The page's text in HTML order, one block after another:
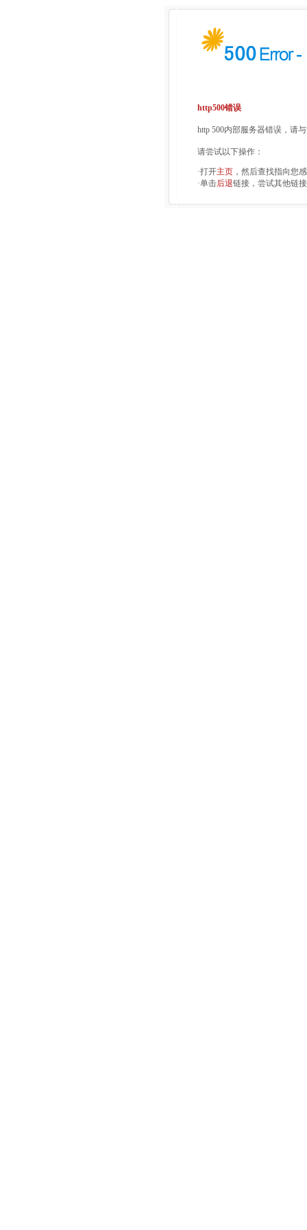
http500错误
http 500内部服务器错误，请
请尝试以下操作：
·打开主页 ，然后查找指向您
·单击后退链接，尝试其他链